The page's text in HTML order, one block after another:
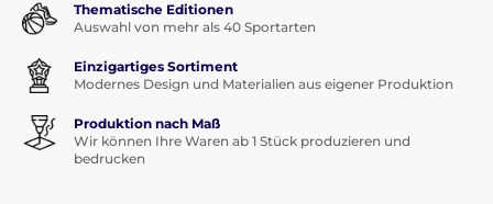
Thematische Editionen
Auswahl von mehr als 40 Sportarten
Einzigartiges Sortiment
Modernes Design und Materialien aus eigener Produktion
Produktion nach Maß
Wir können Ihre Waren ab 1 Stück produzieren und
bedrucken